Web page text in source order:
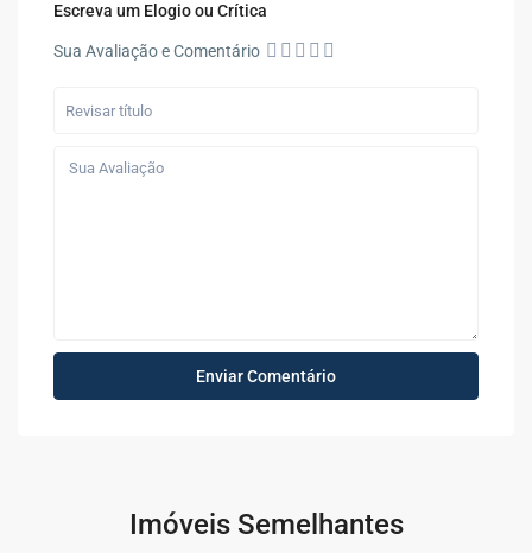
Escreva um Elogio ou Crítica
Sua Avaliação e Comentário
Imóveis Semelhantes